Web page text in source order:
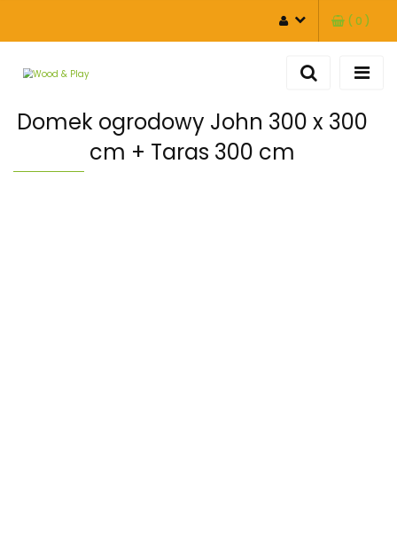
ZALOGUJ SIĘ
DODAJ ZGŁOSZENIE
( 0 )
Domek ogrodowy John 300 x 300
cm + Taras 300 cm